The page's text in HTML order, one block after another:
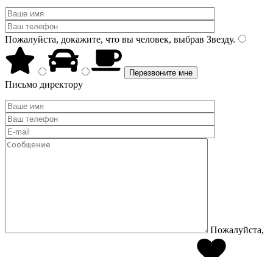
Пожалуйста, докажите, что вы человек, выбрав Звезду.
Письмо директору
Пожалуйста,